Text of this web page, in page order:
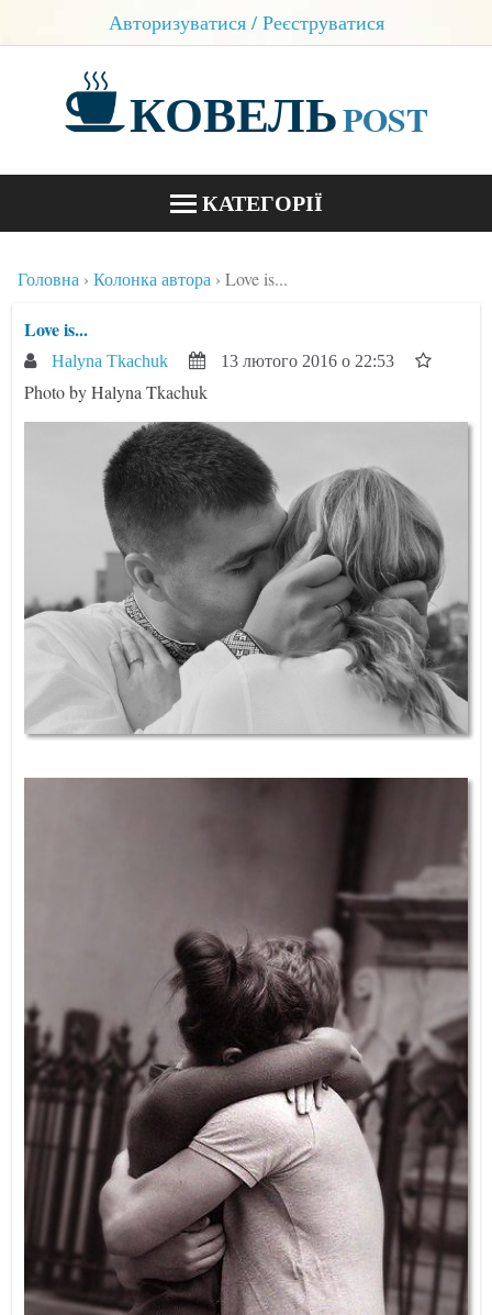
Авторизуватися / Реєструватися
КОВЕЛЬPOST
КАТЕГОРІЇ
Головна Колонка автора Love is...
Love is...
Halyna Tkachuk 13 лютого 2016 о 22:53
Photo by Halyna Tkachuk